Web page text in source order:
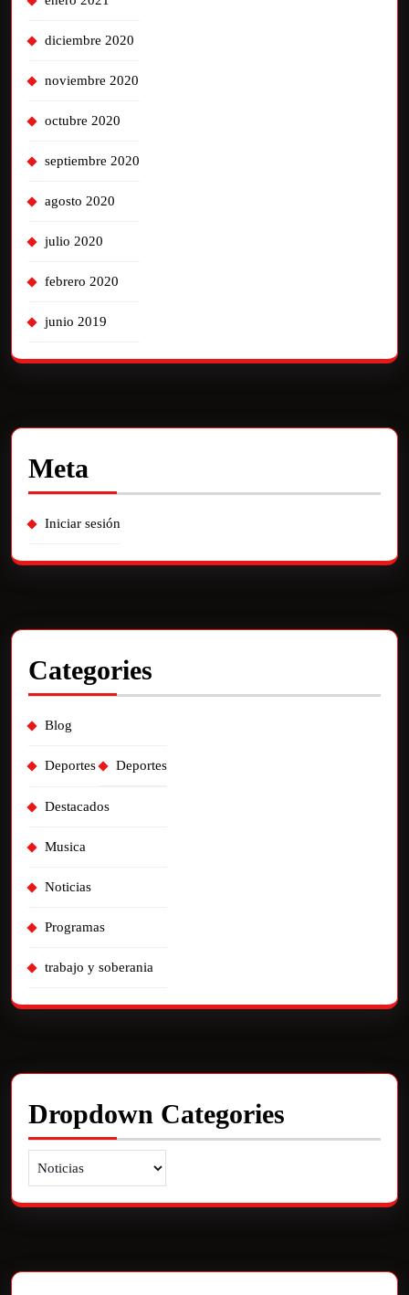
diciembre 2020
noviembre 2020
octubre 2020
septiembre 2020
agosto 2020
julio 2020
febrero 2020
junio 2019
Meta
Iniciar sesión
Categories
Blog
Deportes Deportes
Destacados
Musica
Noticias
Programas
trabajo y soberania
Dropdown Categories